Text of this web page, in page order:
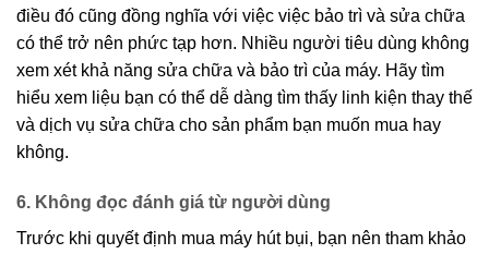
điều đó cũng đồng nghĩa với việc việc bảo trì và sửa chữa
có thể trở nên phức tạp hơn. Nhiều người tiêu dùng không
xem xét khả năng sửa chữa và bảo trì của máy. Hãy tìm
hiểu xem liệu bạn có thể dễ dàng tìm thấy linh kiện thay thế
và dịch vụ sửa chữa cho sản phẩm bạn muốn mua hay
không.
6. Không đọc đánh giá từ người dùng
Trước khi quyết định mua máy hút bụi, bạn nên tham khảo